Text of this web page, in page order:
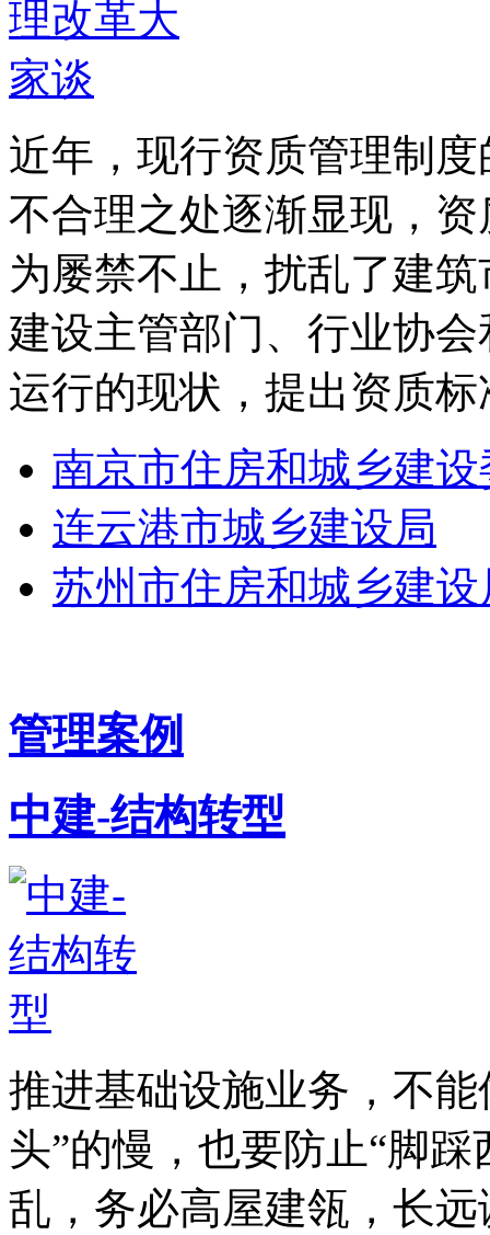
近年，现行资质管理制
不合理之处逐渐显现，
为屡禁不止，扰乱了建
建设主管部门、行业协
运行的现状，提出资质
南京市住房和城乡建设
连云港市城乡建设局
苏州市住房和城乡建设
管理案例
中建-结构转型
推进基础设施业务，不
头”的慢，也要防止“脚
乱，务必高屋建瓴，长